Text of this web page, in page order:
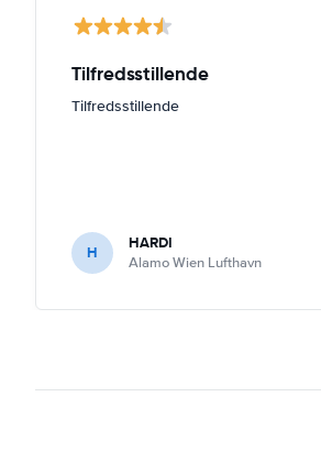
Tilfredsstillende
Tilfredsstillende
H HARDI
Alamo Wien Lufthavn